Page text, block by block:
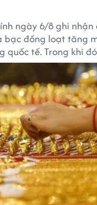
ngày 6/8 ghi nhận
bạc đồng loạt tăng
quốc tế. Trong khi
hạ nhiệt dù tỷ giá